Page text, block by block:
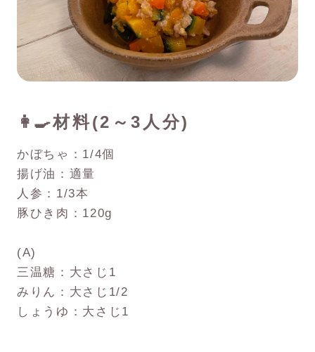
👩‍🍳材料(2～3人分)
かぼちゃ：1/4個
揚げ油：適量
人参：1/3本
豚ひき肉：120g
(A)
三温糖：大さじ1
みりん：大さじ1/2
しょうゆ：大さじ1